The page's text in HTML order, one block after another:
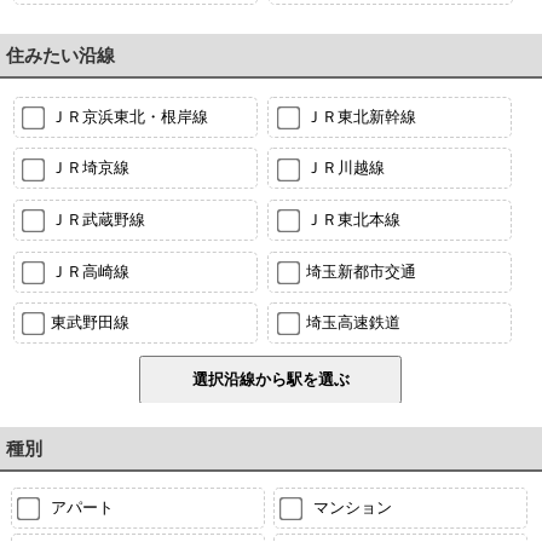
住みたい沿線
ＪＲ京浜東北・根岸線 ＪＲ東北新幹線
ＪＲ埼京線 ＪＲ川越線
ＪＲ武蔵野線 ＪＲ東北本線
ＪＲ高崎線 埼玉新都市交通
東武野田線 埼玉高速鉄道
種別
アパート マンション